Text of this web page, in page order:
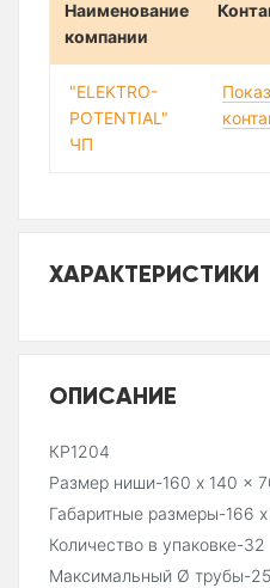
Наименование
компании
"ELEKTRO-
POTENTIAL"
ЧП
ХАРАКТЕРИСТИКИ
ОПИСАНИЕ
КР1204
Размер ниши-160 x 140 x
Габаритные размеры-166
Количество в упаковке-32
Максимальный Ø трубы-